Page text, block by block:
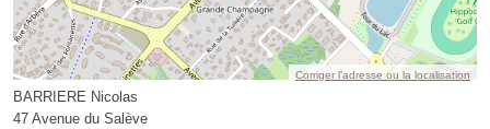
Corriger l’adresse ou la localisation
BARRIERE Nicolas
47 Avenue du Salève